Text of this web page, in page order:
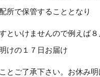
所で保管することとなり
といけませんので例えば８
けの１７日お届け
とご了承下さい。お休み明